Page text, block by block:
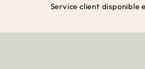
Service client disponible